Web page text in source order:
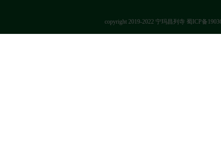
copyright 2019-2022 宁玛昌列寺 蜀ICP备